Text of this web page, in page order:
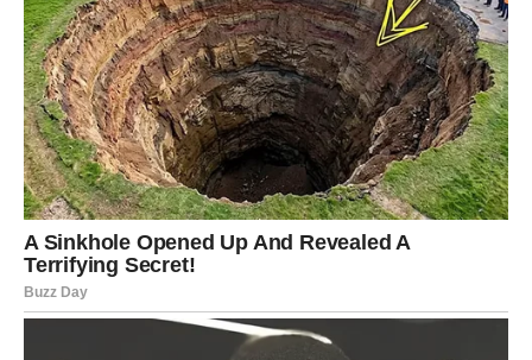
Pronalazi svoju pravu strast
Privlači ljude koji ga vole zbog onoga što jeste
Počinje da živi iz srca, a ne iz ega
Ovo je dugovečna promena – jer Lav konačno prestaje da
traži refleksiju sebe u drugima i postaje centar
sopstvenog sveta.